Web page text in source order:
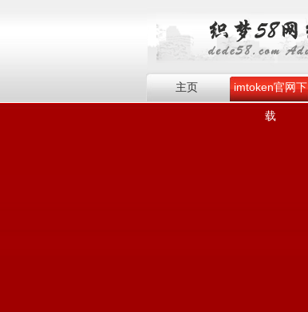
主页 imtoken官网下
载